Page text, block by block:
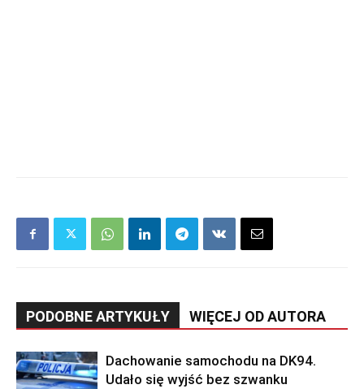
PODOBNE ARTYKUŁY WIĘCEJ OD AUTORA
Dachowanie samochodu na DK94.
Udało się wyjść bez szwanku